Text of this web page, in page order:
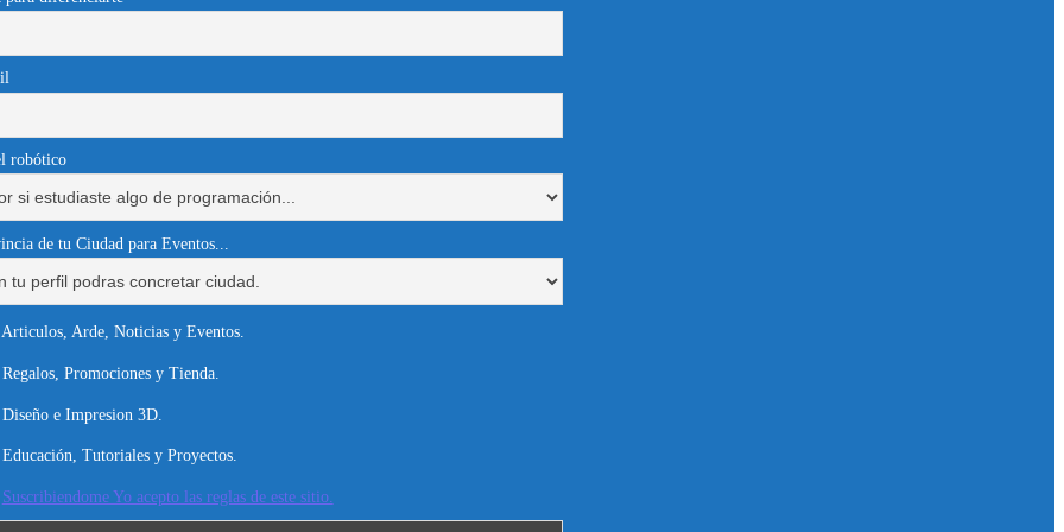
robótico
de tu Ciudad para Eventos...
Articulos, Arde, Noticias y Eventos.
Regalos, Promociones y Tienda.
Diseño e Impresion 3D.
Educación, Tutoriales y Proyectos.
Suscribiendome Yo acepto las reglas de este sitio.